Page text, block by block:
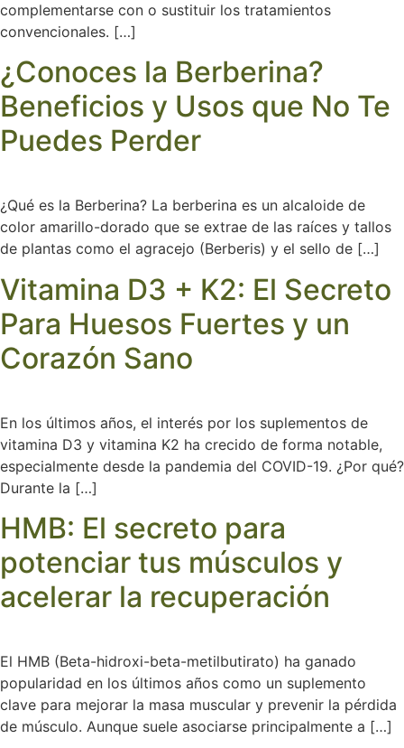
complementarse con o sustituir los tratamientos
convencionales. […]
¿Conoces la Berberina?
Beneficios y Usos que No Te
Puedes Perder
¿Qué es la Berberina? La berberina es un alcaloide de
color amarillo-dorado que se extrae de las raíces y tallos
de plantas como el agracejo (Berberis) y el sello de […]
Vitamina D3 + K2: El Secreto
Para Huesos Fuertes y un
Corazón Sano
En los últimos años, el interés por los suplementos de
vitamina D3 y vitamina K2 ha crecido de forma notable,
especialmente desde la pandemia del COVID-19. ¿Por qué?
Durante la […]
HMB: El secreto para
potenciar tus músculos y
acelerar la recuperación
El HMB (Beta-hidroxi-beta-metilbutirato) ha ganado
popularidad en los últimos años como un suplemento
clave para mejorar la masa muscular y prevenir la pérdida
de músculo. Aunque suele asociarse principalmente a […]